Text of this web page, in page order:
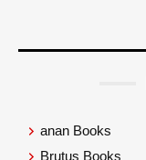
anan Books
Brutus Books